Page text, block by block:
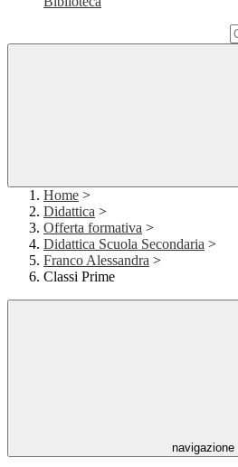
Home >
Didattica >
Offerta formativa >
Didattica Scuola Secondaria >
Franco Alessandra >
Classi Prime
navigazione